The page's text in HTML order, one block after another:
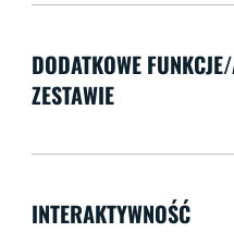
DODATKOWE
ZESTAWIE
INTERAKTYWNOŚĆ